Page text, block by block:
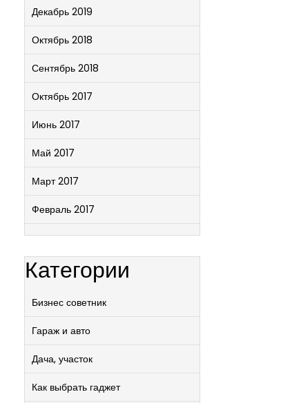
Декабрь 2019
Октябрь 2018
Сентябрь 2018
Октябрь 2017
Июнь 2017
Май 2017
Март 2017
Февраль 2017
Категории
Бизнес советник
Гараж и авто
Дача, участок
Как выбрать гаджет